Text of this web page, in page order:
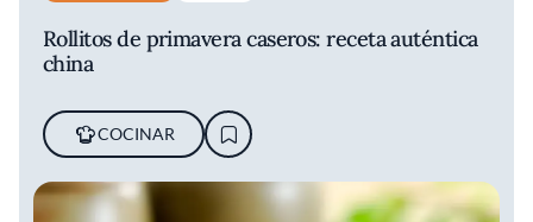
Rollitos de primavera caseros: receta auténtica
china
COCINAR